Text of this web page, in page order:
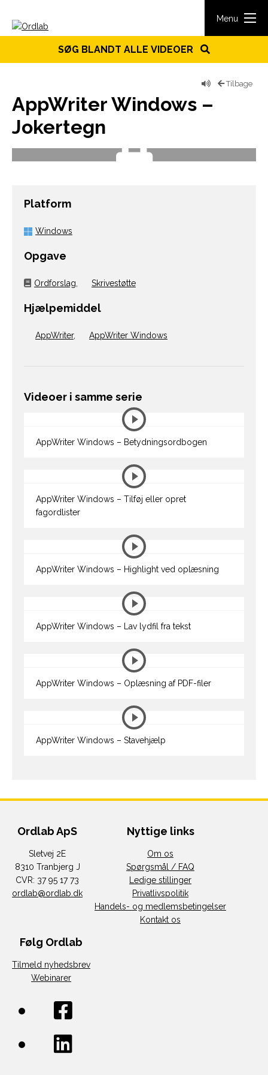
Menu
SØG BLANDT ALLE VIDEOER
Tilbage
AppWriter Windows –
Jokertegn
Platform
Windows
Opgave
Ordforslag Skrivestøtte
Hjælpemiddel
AppWriter, AppWriter Windows
Videoer i samme serie
AppWriter Windows – Betydningsordbogen
AppWriter Windows – Tilføj eller opret
fagordlister
AppWriter Windows – Highlight ved oplæsning
AppWriter Windows – Lav lydfil fra tekst
AppWriter Windows – Oplæsning af PDF-filer
AppWriter Windows – Stavehjælp
Ordlab ApS
Sletvej 2E
8310 Tranbjerg J
CVR: 37 95 17 73
ordlab@ordlab.dk
Nyttige links
Om os
Spørgsmål / FAQ
Ledige stillinger
Privatlivspolitik
Handels- og medlemsbetingelser
Kontakt os
Følg Ordlab
Tilmeld nyhedsbrev
Webinarer